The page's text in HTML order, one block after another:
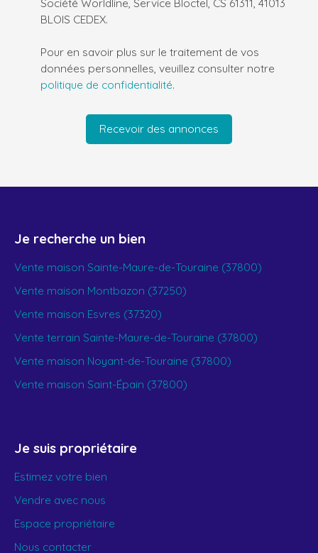
BLOIS CEDEX.
Pour en savoir plus sur le traitement de vos
données personnelles, veuillez consulter notre
politique de confidentialité.
Recevoir des annonces
Je recherche un bien
Vente maison Sainte-Maure-de-Touraine (37800)
Vente maison Montbazon (37250)
Vente maison Esvres (37320)
Vente terrain Sainte-Maure-de-Touraine (37800)
Vente maison Noyant-de-Touraine (37800)
Vente maison Saint-Épain (37800)
Je suis propriétaire
Estimez votre bien
Vendre avec nous
Espace propriétaire
Nous contacter